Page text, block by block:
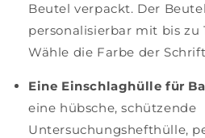
Beutel verpackt. Der
personalisierbar mit bis zu
Wähle die Farbe der
Eine Einschlaghülle für
eine hübsche, schützende
Untersuchungshefthülle,